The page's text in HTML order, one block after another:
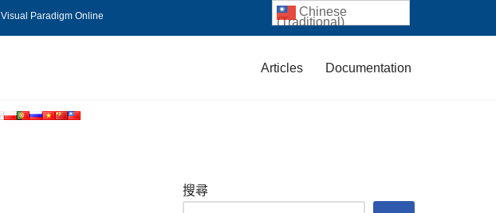
Visual Paradigm Online
Articles Documentation
搜尋
Chinese
(Traditional)